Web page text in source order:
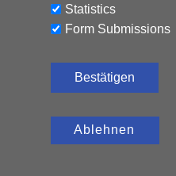
CO₂-Emissionen
Statistics
Form Submissions
Bestätigen
Ablehnen